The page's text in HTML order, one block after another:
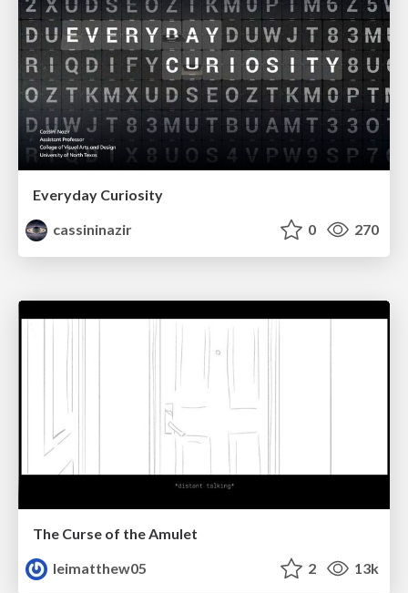
Everyday Curiosity
cassininazir
0 270
The Curse of the Amulet
leimatthew05
2 13k